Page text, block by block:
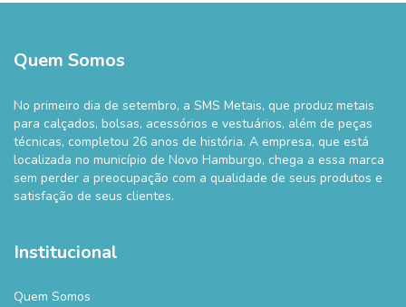
Quem Somos
No primeiro dia de setembro, a SMS Metais, que produz metais
para calçados, bolsas, acessórios e vestuários, além de peças
técnicas, completou 26 anos de história. A empresa, que está
localizada no município de Novo Hamburgo, chega a essa marca
sem perder a preocupação com a qualidade de seus produtos e
satisfação de seus clientes.
Institucional
Quem Somos